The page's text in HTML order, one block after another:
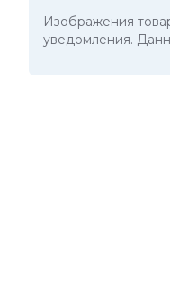
Изображения
уведомления.